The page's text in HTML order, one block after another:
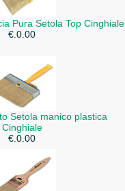
Pura Setola Top Cinghiale
€.0.00
Setola manico plastica
Cinghiale
€.0.00